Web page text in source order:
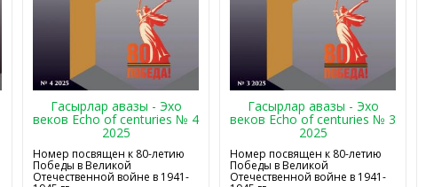
Гасырлар авазы - Эхо
веков Echo of centuries № 4
2025
Номер посвящен к 80-летию
Победы в Великой
Отечественной войне в 1941-
Гасырлар авазы - Эхо
веков Echo of centuries № 3
2025
Номер посвящен к 80-летию
Победы в Великой
Отечественной войне в 1941-